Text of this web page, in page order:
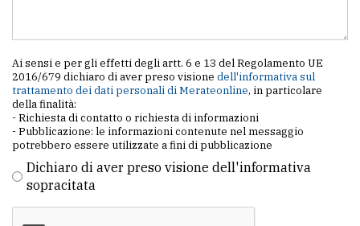
Ai sensi e per gli effetti degli artt. 6 e 13 del Regolamento UE
2016/679 dichiaro di aver preso visione dell'informativa sul
trattamento dei dati personali di Merateonline, in particolare
della finalità:
- Richiesta di contatto o richiesta di informazioni
- Pubblicazione: le informazioni contenute nel messaggio
potrebbero essere utilizzate a fini di pubblicazione
Dichiaro di aver preso visione dell'informativa
sopracitata